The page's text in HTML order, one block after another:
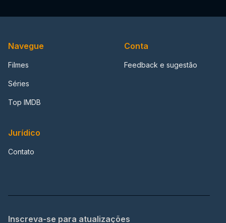
Navegue
Filmes
Séries
Top IMDB
Conta
Feedback e sugestão
Jurídico
Contato
Inscreva-se para atualizações